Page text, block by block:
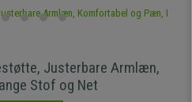
Justerbare Armlæn,
Stof og Net